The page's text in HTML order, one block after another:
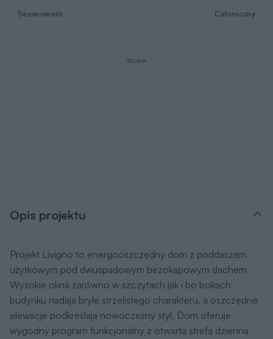
Sezonowość Całoroczny
REKLAMA
Opis projektu
Projekt Livigno to energooszczędny dom z poddaszem
użytkowym pod dwuspadowym bezokapowym dachem.
Wysokie okna zarówno w szczytach jak i bo bokach
budynku nadają bryle strzelistego charakteru, a oszczędne
elewacje podkreślają nowoczesny styl. Dom oferuje
wygodny program funkcjonalny z otwartą strefą dzienną